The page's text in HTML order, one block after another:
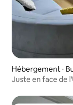
Hébergement ⋅
Juste en face de
route